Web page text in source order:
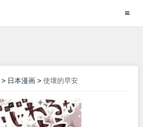
≡
> 日本漫画 > 使壞的早安